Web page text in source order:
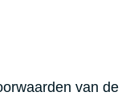
van de